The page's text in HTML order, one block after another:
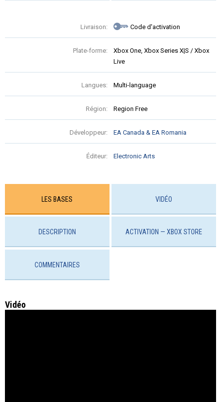
Livraison: Code d'activation
Plate-forme:
Xbox One, Xbox Series X|S / Xbox
Live
Langues: Multi-language
Région: Region Free
Développeur: EA Canada & EA Romania
Éditeur: Electronic Arts
LES BASES VIDÉO
DESCRIPTION ACTIVATION — ХBOX STORE
COMMENTAIRES
Vidéo